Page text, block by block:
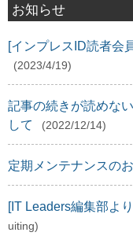
お知らせ
[インプレスID読者会
(2023/4/19)
記事の続きが読めな
して
(2022/12/14)
定期メンテナンスの
[IT Leaders編集部よ
uiting)